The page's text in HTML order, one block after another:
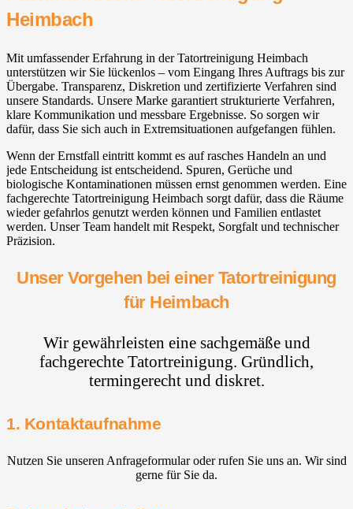
Heimbach
Mit umfassender Erfahrung in der Tatortreinigung Heimbach
unterstützen wir Sie lückenlos – vom Eingang Ihres Auftrags bis zur
Übergabe. Transparenz, Diskretion und zertifizierte Verfahren sind
unsere Standards. Unsere Marke garantiert strukturierte Verfahren,
klare Kommunikation und messbare Ergebnisse. So sorgen wir
dafür, dass Sie sich auch in Extremsituationen aufgefangen fühlen.
Wenn der Ernstfall eintritt kommt es auf rasches Handeln an und
jede Entscheidung ist entscheidend. Spuren, Gerüche und
biologische Kontaminationen müssen ernst genommen werden. Eine
fachgerechte Tatortreinigung Heimbach sorgt dafür, dass die Räume
wieder gefahrlos genutzt werden können und Familien entlastet
werden. Unser Team handelt mit Respekt, Sorgfalt und technischer
Präzision.
Unser Vorgehen bei einer Tatortreinigung
für Heimbach
Wir gewährleisten eine sachgemäße und
fachgerechte Tatortreinigung. Gründlich,
termingerecht und diskret.
1. Kontaktaufnahme
Nutzen Sie unseren Anfrageformular oder rufen Sie uns an. Wir sind
gerne für Sie da.